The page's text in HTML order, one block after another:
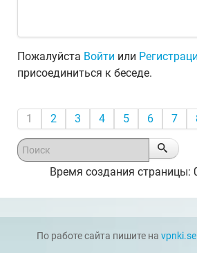
Пожалуйста Войти или
присоединиться к беседе.
1 2 3 4 5 6 7
Время создания страницы:
По работе сайта пишите на